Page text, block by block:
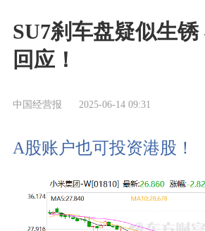
SU7刹车盘疑似生
回应！
中国经营报 2025-06-14 09:31
A股账户也可投资港股！